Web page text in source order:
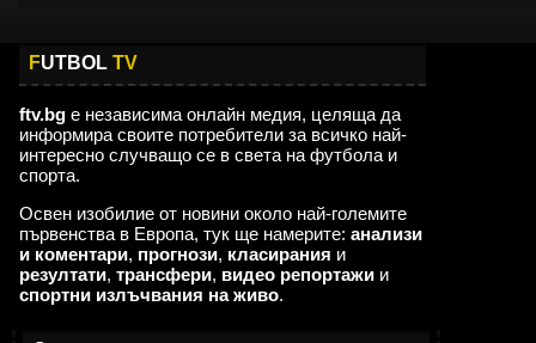
FUTBOL TV
ftv.bg е независима онлайн медия, целяща да
информира своите потребители за всичко най-
интересно случващо се в света на футбола и
спорта.
Освен изобилие от новини около най-големите
първенства в Европа, тук ще намерите: анализи
и коментари, прогнози, класирания и
резултати, трансфери, видео репортажи и
спортни излъчвания на живо.